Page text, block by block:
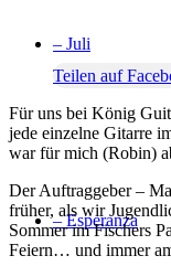
– Juli
– Esperanza
Teilen auf
Für uns bei König
jede einzelne Gitarre
war für mich (Robin)
Der Auftraggeber –
früher, als wir
Sommer im Fischers
Feiern… und immer